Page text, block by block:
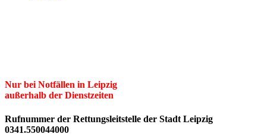
Nur bei Notfällen in Leipzig
außerhalb der Dienstzeiten
Rufnummer der Rettungsleitstelle der Stadt Leipzig
0341.550044000